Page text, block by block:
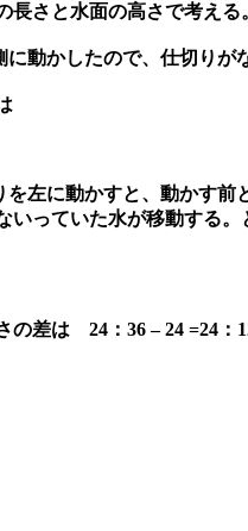
さと水面の高さで考える
動かしたので、仕切りが
左に動かすと、動かす
いっていた水が移動する。
差は 24：36 – 24 =24：